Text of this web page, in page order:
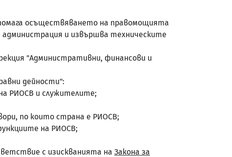
осъществяването на правомощията
и извършва техническите
"Административни, финансови и
дейности":
РИОСВ и служителите;
по които страна е РИОСВ;
на РИОСВ;
с изискванията на Закона за